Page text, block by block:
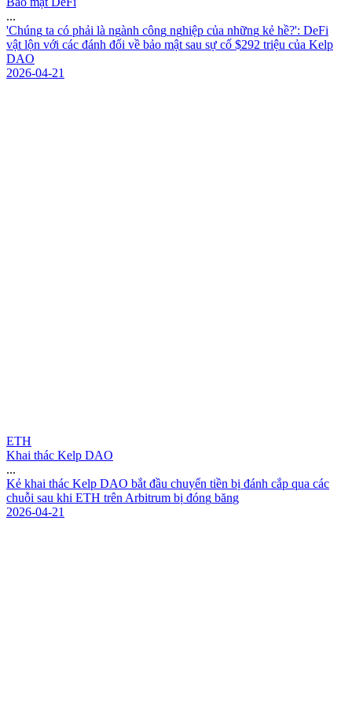
...
'Chúng ta có phải là ngành công nghiệp của những kẻ hề?': DeFi
vật lộn với các đánh đổi về bảo mật sau sự cố $292 triệu của Kelp
DAO
2026-04-21
ETH
Khai thác Kelp DAO
...
Kẻ khai thác Kelp DAO bắt đầu chuyển tiền bị đánh cắp qua các
chuỗi sau khi ETH trên Arbitrum bị đóng băng
2026-04-21